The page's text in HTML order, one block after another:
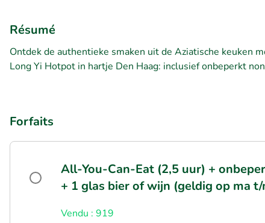
Résumé
Ontdek de authentieke smaken uit de Aziatische keuken
Long Yi Hotpot in hartje Den Haag: inclusief onbeperkt
Forfaits
All-You-Can-Eat (2,5 uur) +
+ 1 glas bier of wijn (geldig op ma t/
Vendu : 919